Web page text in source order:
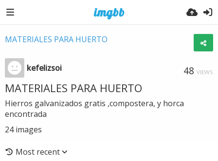
MATERIALES PARA HUERTO
kefelizsoi 48 VIEWS
MATERIALES PARA HUERTO
Hierros galvanizados gratis ,compostera, y horca
encontrada
24 images
Most recent